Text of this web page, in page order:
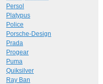
Persol
Platypus
Police
Porsche-Design
Prada
Progear
Puma
Quiksilver
Ray Ban